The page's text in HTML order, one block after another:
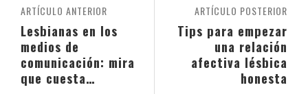
ARTÍCULO POSTERIOR
Tips para empezar
una relación
afectiva lésbica
honesta
ARTÍCULO ANTERIOR
Lesbianas en los
medios de
comunicación: mira
que cuesta…